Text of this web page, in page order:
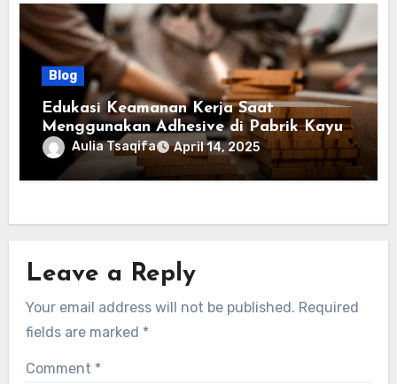
Blog
Edukasi Keamanan Kerja Saat
Menggunakan Adhesive di Pabrik Kayu
Aulia Tsaqifa April 14, 2025
Leave a Reply
Your email address will not be published. Required
fields are marked *
Comment *